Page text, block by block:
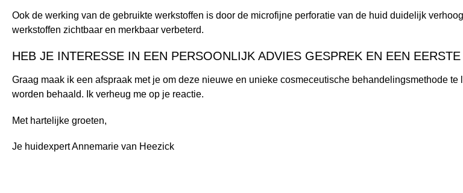
Ook de werking van de gebruikte werkstoffen is door de microfijne perforatie van de huid duidelijk
werkstoffen zichtbaar en merkbaar verbeterd.
HEB JE INTERESSE IN EEN PERSOONLIJK ADVIES GESPREK EN EEN
Graag maak ik een afspraak met je om deze nieuwe en unieke cosmeceutische behandelingsmethode
worden behaald. Ik verheug me op je reactie.
Met hartelijke groeten,
Je huidexpert Annemarie van Heezick